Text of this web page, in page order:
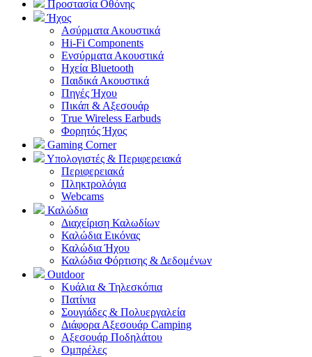
Προστασία Οθόνης
Ήχος
Ασύρματα Ακουστικά
Hi-Fi Components
Ενσύρματα Ακουστικά
Ηχεία Bluetooth
Παιδικά Ακουστικά
Πηγές Ήχου
Πικάπ & Αξεσουάρ
Τrue Wireless Earbuds
Φορητός Ήχος
Gaming Corner
Υπολογιστές & Περιφερειακά
Περιφερειακά
Πληκτρολόγια
Webcams
Καλώδια
Διαχείριση Καλωδίων
Καλώδια Εικόνας
Καλώδια Ήχου
Καλώδια Φόρτισης & Δεδομένων
Outdoor
Κυάλια & Τηλεσκόπια
Πατίνια
Σουγιάδες & Πολυεργαλεία
Διάφορα Αξεσουάρ Camping
Αξεσουάρ Ποδηλάτου
Ομπρέλες